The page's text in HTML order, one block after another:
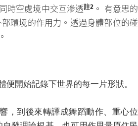
環境的作用力。透過身體部位的碰
開始記錄下世界的每一片形狀。
發理論根基，也可用作思量原住民